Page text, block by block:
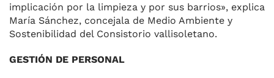
implicación por la limpieza y por sus barrios», explica
María Sán­chez, concejala de Medio Ambien­te y
Sostenibilidad del Consisto­rio vallisoletano.
GESTIÓN DE PERSONAL